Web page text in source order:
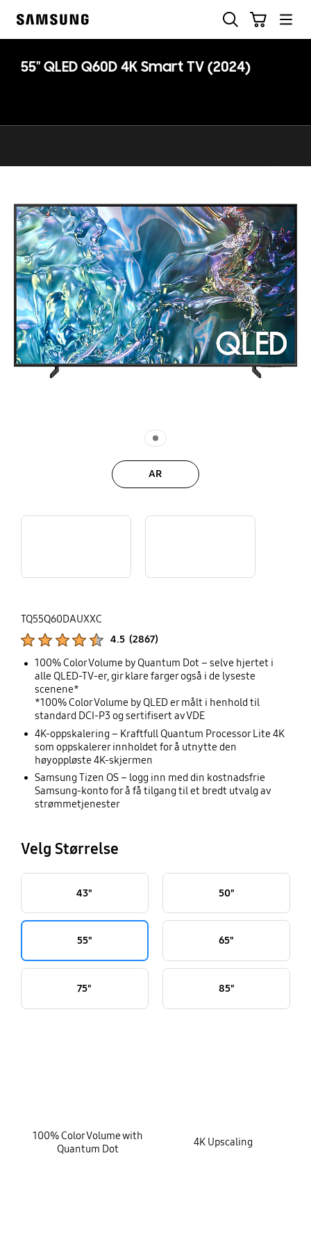
55" QLED Q60D 4K Smart TV (2024)
AR
TQ55Q60DAUXXC
4.5 (2867)
100% Color Volume by Quantum Dot – selve hjertet i
alle QLED-TV-er, gir klare farger også i de lyseste
scenene*
*100% Color Volume by QLED er målt i henhold til
standard DCI-P3 og sertifisert av VDE
4K-oppskalering – Kraftfull Quantum Processor Lite 4K
som oppskalerer innholdet for å utnytte den
høyoppløste 4K-skjermen
Samsung Tizen OS – logg inn med din kostnadsfrie
Samsung-konto for å få tilgang til et bredt utvalg av
strømmetjenester
Velg Størrelse
43" 50"
55" 65"
75" 85"
100% Color Volume with
Quantum Dot
4K Upscaling